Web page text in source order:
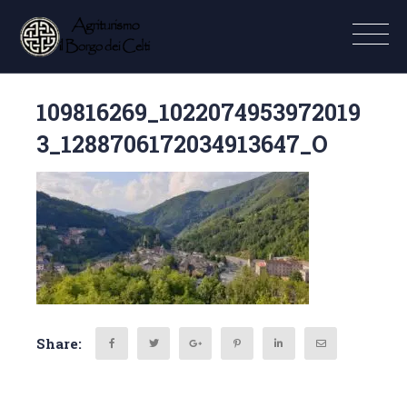
109816269_1022074953972019
3_1288706172034913647_O
Share: